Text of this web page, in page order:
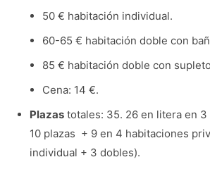
50 € habitación individual.
60-65 € habitación doble con
85 € habitación doble con
Cena: 14 €.
Plazastotales: 35. 26 en litera en
10 plazas + 9 en 4 habitaciones
individual + 3 dobles).